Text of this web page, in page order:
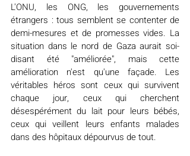
L'ONU, les ONG, les gouvernements
étrangers : tous semblent se contenter de
demi-mesures et de promesses vides. La
situation dans le nord de Gaza aurait soi-
disant été "améliorée", mais cette
amélioration n'est qu'une façade. Les
véritables héros sont ceux qui survivent
chaque jour, ceux qui cherchent
désespérément du lait pour leurs bébés,
ceux qui veillent leurs enfants malades
dans des hôpitaux dépourvus de tout.